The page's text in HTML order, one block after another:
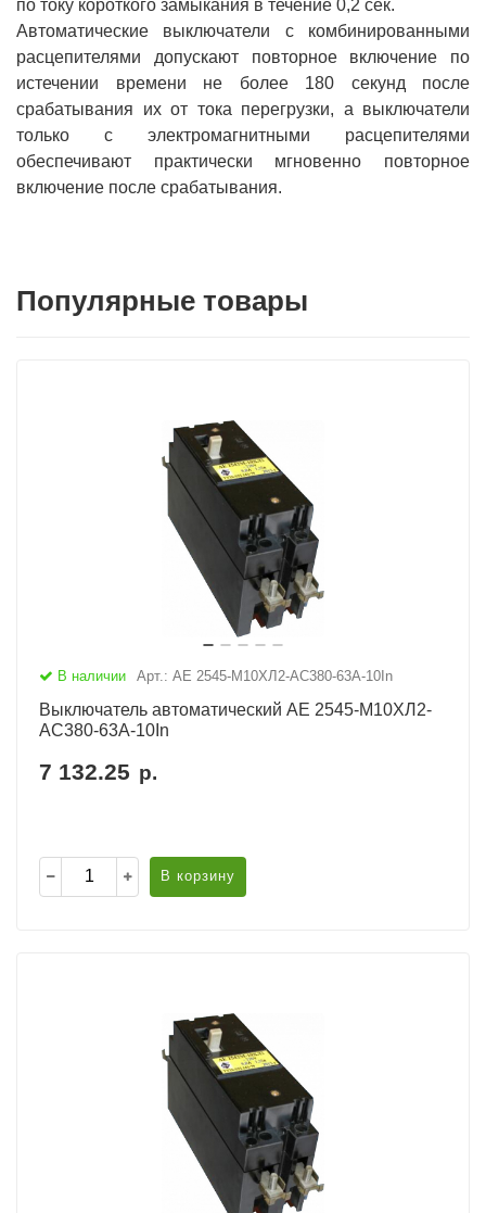
по току короткого замыкания в течение 0,2 сек.
Автоматические выключатели с комбинированными
расцепителями допускают повторное включение по
истечении времени не более 180 секунд после
срабатывания их от тока перегрузки, а выключатели
только с электромагнитными расцепителями
обеспечивают практически мгновенно повторное
включение после срабатывания.
Популярные товары
В наличии Арт.: АЕ 2545-М10ХЛ2-AC380-63А-10In
Выключатель автоматический АЕ 2545-М10ХЛ2-
AC380-63А-10In
7 132.25 р.
В корзину